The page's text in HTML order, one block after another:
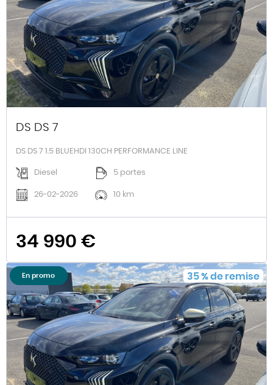
DS DS 7
DS DS 7 1.5 BLUEHDI 130CH PERFORMANCE LINE
Diesel 5 portes
26-02-2026 10 km
34 990 €
En promo 35%de remise